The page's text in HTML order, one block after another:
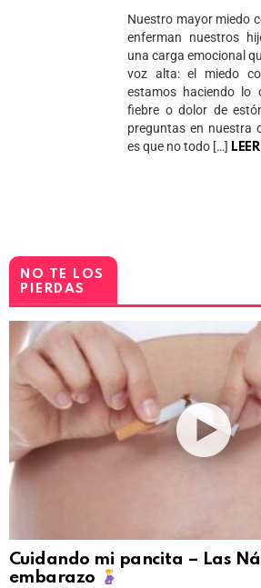
Nuestro mayor miedo
enferman nuestros
una carga emocional
voz alta: el miedo
estamos haciendo lo
fiebre o dolor de
preguntas en nuestra
es que no todo […]
NO TE LOS
PIERDAS
Cuidando mi pancita – Las
embarazo